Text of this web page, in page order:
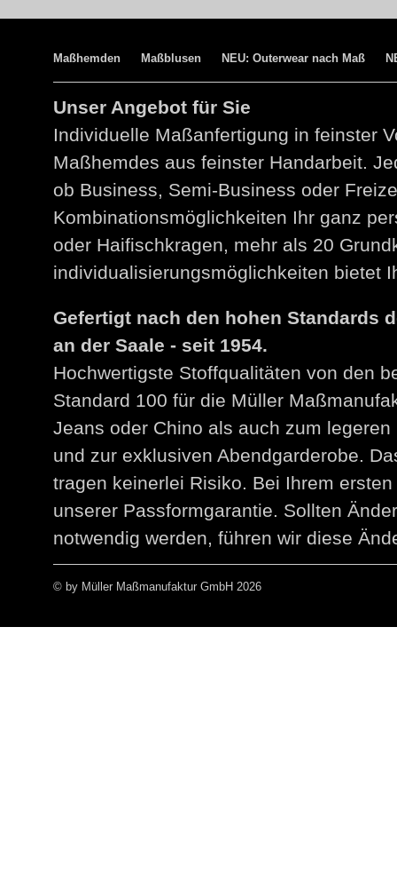
Maßhemden Maßblusen NEU: Outerwear nach Maß
Unser Angebot für Sie
Individuelle Maßanfertigung in feinster
Maßhemdes aus feinster Handarbeit.
ob Business, Semi-Business oder
Kombinationsmöglichkeiten Ihr ganz
oder Haifischkragen, mehr als 20
individualisierungsmöglichkeiten bietet
Gefertigt nach den hohen Standards
an der Saale - seit 1954.
Hochwertigste Stoffqualitäten von den
Standard 100 für die Müller
Jeans oder Chino als auch zum
und zur exklusiven Abendgarderobe.
tragen keinerlei Risiko. Bei Ihrem
unserer Passformgarantie. Sollten
notwendig werden, führen wir diese
© by Müller Maßmanufaktur GmbH 2026